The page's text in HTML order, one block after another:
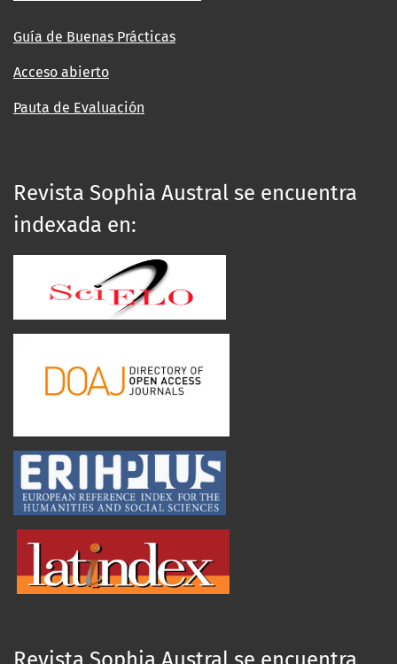
Guía de Buenas Prácticas
Acceso abierto
Pauta de Evaluación
Revista Sophia Austral se encuentra
indexada en: